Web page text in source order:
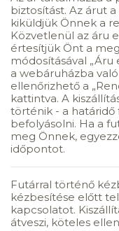
biztosítást. Az árut
kiküldjük Önnek a
Közvetlenül az áru
értesítjük Önt a
módosításával
a webáruházba
ellenőrizhető a
kattintva. A
történik - a
befolyásolni. Ha a
meg Önnek,
időpontot.
Futárral történő
kézbesítése előtt
kapcsolatot.
átveszi, köteles